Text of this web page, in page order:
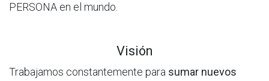
PERSONA en el mundo.
Visión
Trabajamos constantemente para sumar nuevos